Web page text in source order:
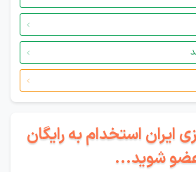
ایران استخدام به رایگان
شوید...